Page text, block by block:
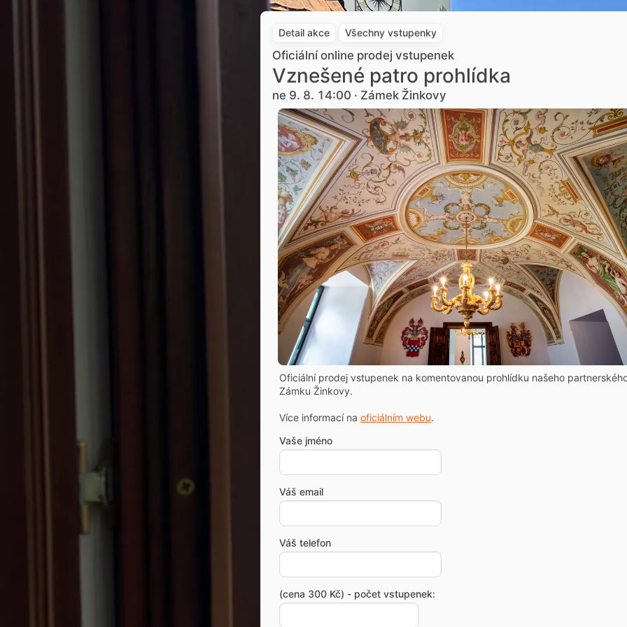
Detail akce Všechny vstupenky
Oficiální online prodej vstupenek
Vznešené patro prohlídka
ne 9. 8. 14:00 · Zámek Žinkovy
Oficiální prodej vstupenek na komentovanou prohlídku našeho
Zámku Žinkovy.
Více informací na oficiálním webu.
Vaše jméno
Váš email
Váš telefon
(cena 300 Kč) - počet vstupenek: